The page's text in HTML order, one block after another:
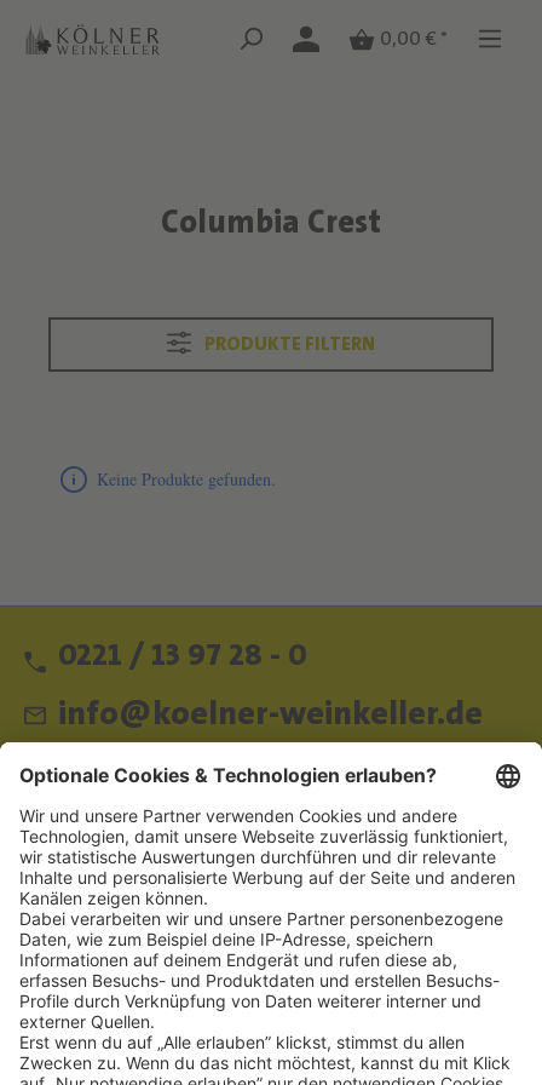
Zum Hauptinhalt springen
Zum Hauptinhalt springen
0,00 € *
Text überspringenColumbia Crest
PRODUKTE FILTERN
Keine Produkte gefunden.
0221 / 13 97 28 - 0
info@koelner-weinkeller.de
Schnellzugriff
ZAHLUNGSMETHODEN
SOCIAL
NEWSLETTER